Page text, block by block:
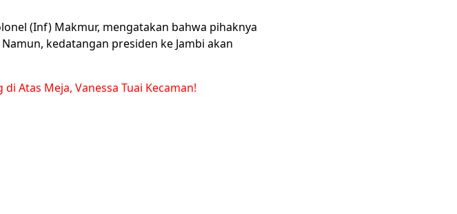
(Inf) Makmur, mengatakan bahwa pihaknya
Namun, kedatangan presiden ke Jambi akan
Atas Meja, Vanessa Tuai Kecaman!